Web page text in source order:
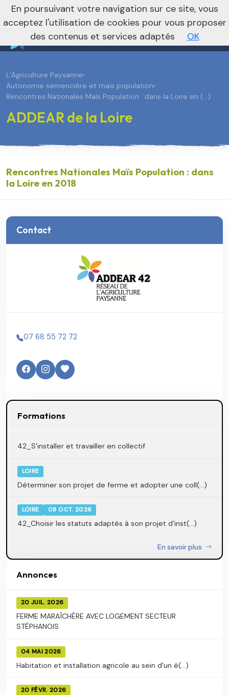
Vers le site national
L’Agriculture Paysanne›
Autonomie semencière et maïs population›
Rencontres Nationales Maïs Population : dans la Loire en (…)
ADDEAR de la Loire
Rencontres Nationales Maïs Population : dans
la Loire en 2018
Contact
07 68 55 72 72
Formations
42_S'installer et travailler en collectif
LOIRE
Déterminer son projet de ferme et adopter une coll(...)
LOIRE 08 OCT. 2026
42_Choisir les statuts adaptés à son projet d’inst(...)
En savoir plus
Annonces
20 JUIL. 2026
FERME MARAÎCHÈRE AVEC LOGEMENT SECTEUR
STÉPHANOIS
04 MAI 2026
Habitation et installation agricole au sein d'un é(...)
20 FÉVR. 2026
En poursuivant votre navigation sur ce site, vous
acceptez l'utilisation de cookies pour vous proposer
des contenus et services adaptés
OK